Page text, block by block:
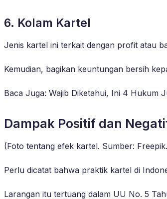
6. Kolam Kartel
Jenis kartel ini terkait dengan profit atau
Kemudian, bagikan keuntungan bersih
Baca Juga: Wajib Diketahui, Ini 4 Hukum
Dampak Positif dan
(Foto tentang efek kartel. Sumber:
Perlu dicatat bahwa praktik kartel di
Larangan itu tertuang dalam UU No. 5